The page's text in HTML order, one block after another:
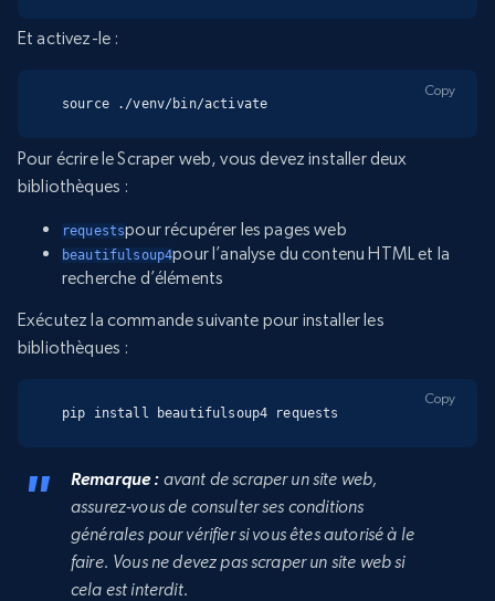
Et activez-le :
source ./venv/bin/activate
Copy
Pour écrire le Scraper web, vous devez installer deux
bibliothèques :
requestspour récupérer les pages web
beautifulsoup4pour l’analyse du contenu HTML et la
recherche d’éléments
Exécutez la commande suivante pour installer les
bibliothèques :
pip install beautifulsoup4 requests
Copy
Remarque : avant de scraper un site web,
assurez-vous de consulter ses conditions
générales pour vérifier si vous êtes autorisé à le
faire. Vous ne devez pas scraper un site web si
cela est interdit.